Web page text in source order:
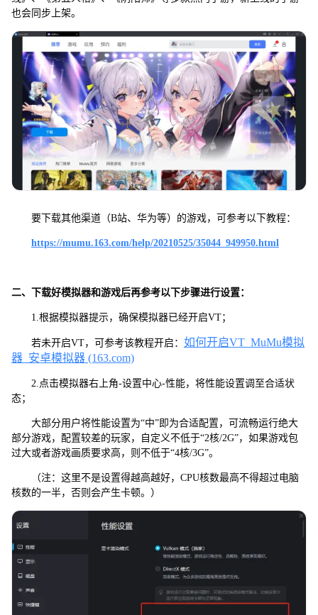
也会同步上架。
要下载其他渠道（B站、华为等）的游戏，可参考以下教程：
https://mumu.163.com/help/20210525/35044_949950.html
二、下载好模拟器和游戏后再参考以下步骤进行设置：
1.根据模拟器提示，确保模拟器已经开启VT；
若未开启VT，可参考该教程开启： 如何开启VT_MuMu模拟
器_安卓模拟器 (163.com)
2.点击模拟器右上角-设置中心-性能，将性能设置调至合适状
态；
大部分用户将性能设置为“中”即为合适配置，可流畅运行绝大
部分游戏，配置较差的玩家，自定义不低于“2核/2G”，如果游戏包
过大或者游戏画质要求高，则不低于“4核/3G”。
（注：这里不是设置得越高越好，CPU核数最高不得超过电脑
核数的一半，否则会产生卡顿。）